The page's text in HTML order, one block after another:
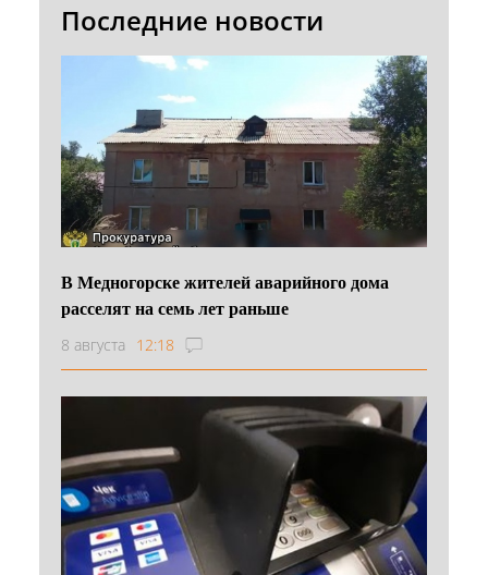
Последние новости
В Медногорске жителей аварийного дома
расселят на семь лет раньше
8 августа 12:18